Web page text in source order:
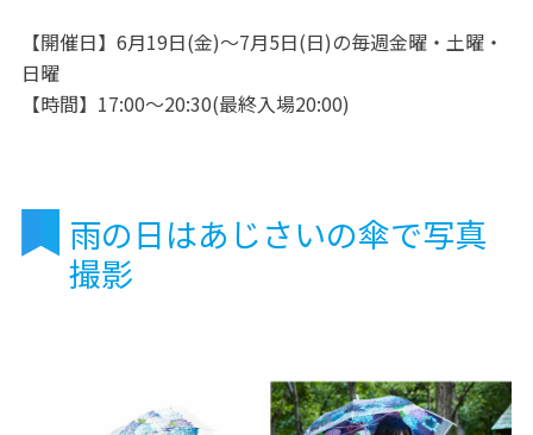
【開催日】6月19日(金)～7月5日(日)の毎週金曜・土曜・
日曜
【時間】17:00～20:30(最終入場20:00)
雨の日はあじさいの傘で写真
撮影